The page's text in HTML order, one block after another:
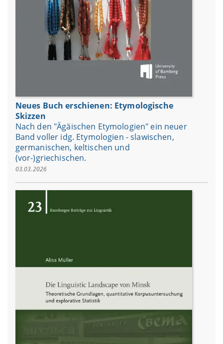
Neues Buch erschienen: Etymologische
Skizzen
Nach den "Ägäischen Etymologien" ein neuer
Band voller idg. Etymologien - slawischen,
germanischen, keltischen und
(vor-)griechischen.
03.03.2026